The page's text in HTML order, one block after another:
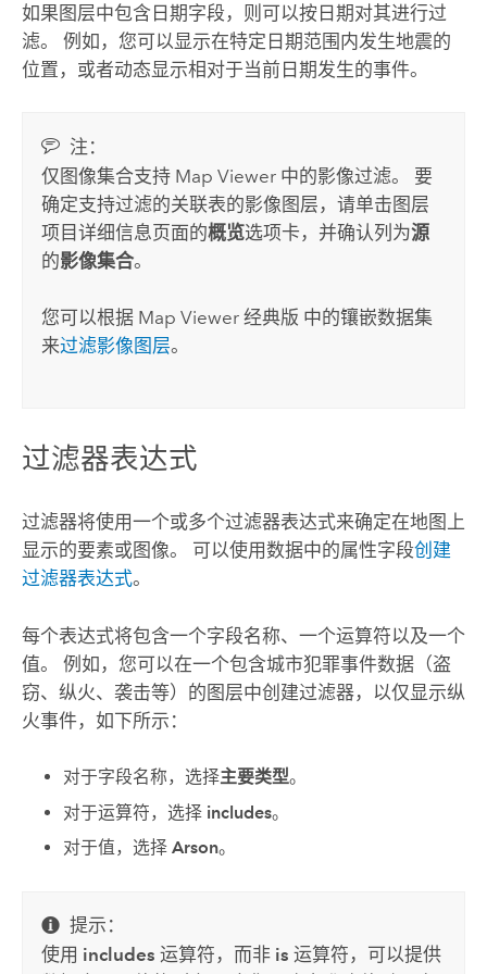
如果图层中包含日期字段，则可以按日期对其进行过
滤。 例如，您可以显示在特定日期范围内发生地震的
位置，或者动态显示相对于当前日期发生的事件。
注：
仅图像集合支持 Map Viewer 中的影像过滤。 要
确定支持过滤的关联表的影像图层，请单击图层
项目详细信息页面的概览选项卡，并确认列为源
的影像集合。
您可以根据 Map Viewer 经典版 中的镶嵌数据集
来过滤影像图层。
过滤器表达式
过滤器将使用一个或多个过滤器表达式来确定在地图上
显示的要素或图像。 可以使用数据中的属性字段创建
过滤器表达式。
每个表达式将包含一个字段名称、一个运算符以及一个
值。 例如，您可以在一个包含城市犯罪事件数据（盗
窃、纵火、袭击等）的图层中创建过滤器，以仅显示纵
火事件，如下所示：
对于字段名称，选择主要类型。
对于运算符，选择 includes。
对于值，选择Arson。
提示：
使用 includes 运算符，而非 is 运算符，可以提供